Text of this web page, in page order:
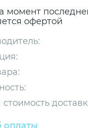
момент
офертой
оплаты